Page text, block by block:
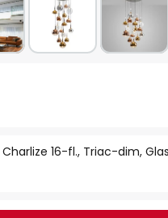
16-fl., Triac-dim,